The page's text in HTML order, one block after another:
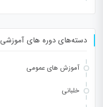
دسته‌های دوره های آموزشی
آموزش های عمومی
خلبانی